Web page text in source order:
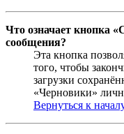
Что означает кнопка
сообщения?
Эта кнопка
того, чтобы
загрузки
«Черновики»
Вернуться к